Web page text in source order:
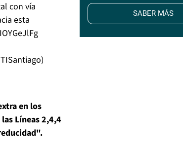
con vía
esta
en los
Líneas 2,4,4
SABER MÁS